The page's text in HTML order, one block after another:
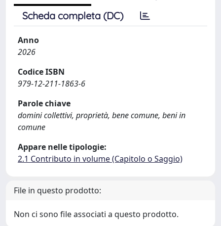
Scheda completa (DC)
Anno
2026
Codice ISBN
979-12-211-1863-6
Parole chiave
domini collettivi, proprietà, bene comune, beni in
comune
Appare nelle tipologie:
2.1 Contributo in volume (Capitolo o Saggio)
File in questo prodotto:
Non ci sono file associati a questo prodotto.